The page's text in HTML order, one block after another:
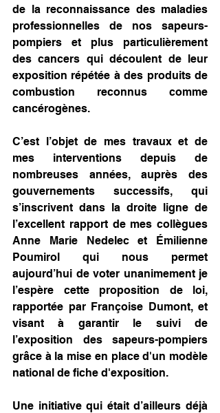
de la reconnaissance des maladies
professionnelles de nos sapeurs-
pompiers et plus particulièrement
des cancers qui découlent de leur
exposition répétée à des produits de
combustion reconnus comme
cancérogènes.
C’est l’objet de mes travaux et de
mes interventions depuis de
nombreuses années, auprès des
gouvernements successifs, qui
s’inscrivent dans la droite ligne de
l’excellent rapport de mes collègues
Anne Marie Nedelec et Émilienne
Poumirol qui nous permet
aujourd’hui de voter unanimement je
l’espère cette proposition de loi,
rapportée par Françoise Dumont, et
visant à garantir le suivi de
l’exposition des sapeurs-pompiers
grâce à la mise en place d'un modèle
national de fiche d'exposition.
Une initiative qui était d’ailleurs déjà